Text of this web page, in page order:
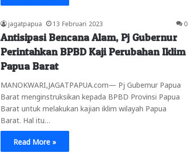
jagatpapua 13 Februari 2023 0
Antisipasi Bencana Alam, Pj Gubernur
Perintahkan BPBD Kaji Perubahan Iklim
Papua Barat
MANOKWARI,JAGATPAPUA.com— Pj Gubernur Papua
Barat menginstruksikan kepada BPBD Provinsi Papua
Barat untuk melakukan kajian iklim wilayah Papua
Barat. Hal itu…
Read More »